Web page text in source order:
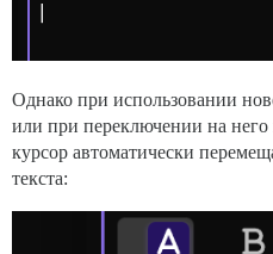
Однако при использовании
или при переключении на него
курсор автоматически
текста: